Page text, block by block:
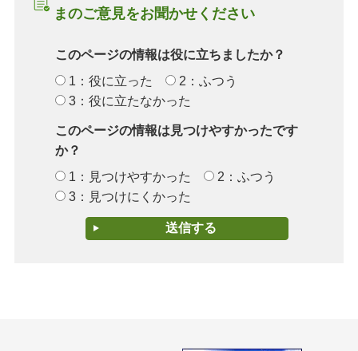
まのご意見をお聞かせください
このページの情報は役に立ちましたか？
1：役に立った
2：ふつう
3：役に立たなかった
このページの情報は見つけやすかったです
か？
1：見つけやすかった
2：ふつう
3：見つけにくかった